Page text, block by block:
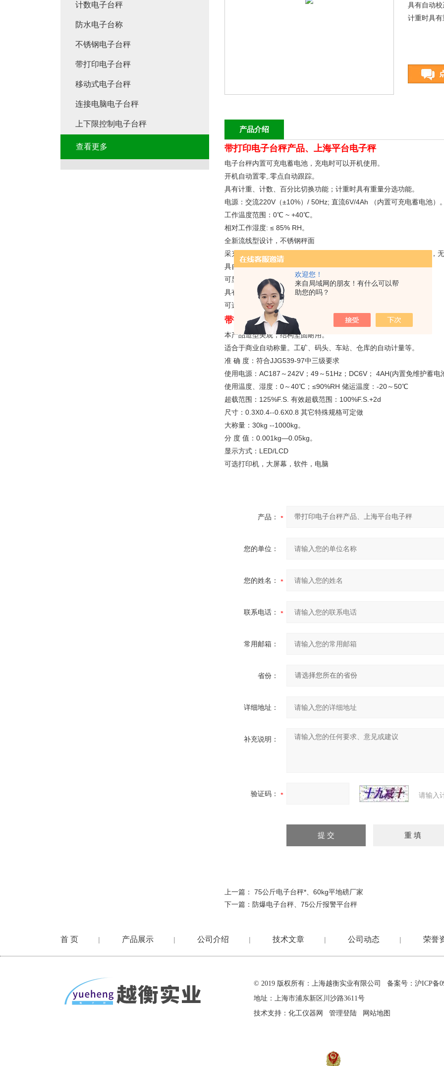
欢迎您！
来自局域网的朋友！有什么可以帮
助您的吗？
具有自动
计重时具
产品介绍
带打印电子台秤产品、上海平台电子秤
电子台秤内置可充电蓄电池，充电时可以开机使用。
开机自动置零,.零点自动跟踪。
具有计重、计数、百分比切换功能；计重时具有重量分选功能。
电源：交流220V（±10%）/ 50Hz; 直流6V/4Ah （内置可充电蓄电池）。
工作温度范围：0℃ ~ +40℃。
相对工作湿度: ≤ 85% RH。
全新流线型设计，不锈钢秤面
采充、插式两用电源，内建充电装置，每次充电至少可使用120小时，
具自动校正功能
可显示总重、单位重量、数量，并可连续累计数量达99次
具有数量警示设定功能
可选购RS-232输出介面外接电脑或外接自黏式标签机
带打印电子台秤产品、上海平台电子秤
本产品造型美观，结构坚固耐用。
适合于商业自动称量。工矿、码头、车站、仓库的自动计量等。
准 确 度：符合JJG539-97中三级要求
使用电源：AC187～242V；49～51Hz；DC6V； 4AH(内置免维护蓄电
使用温度、湿度：0～40℃；≤90%RH 储运温度：-20～50℃
超载范围：125%F.S. 有效超载范围：100%F.S.+2d
尺寸：0.3X0.4--0.6X0.8 其它特殊规格可定做
大称量：30kg --1000kg。
分 度 值：0.001kg—0.05kg。
显示方式：LED/LCD
可选打印机，大屏幕，软件，电脑
产品：
您的单位：
您的姓名：
联系电话：
常用邮箱：
省份：
详细地址：
补充说明：
验证码： 请输入
上一篇： 75公斤电子台秤*、60kg平地磅厂家
下一篇： 防爆电子台秤、75公斤报警平台秤
计数电子台秤
防水电子台称
不锈钢电子台秤
带打印电子台秤
移动式电子台秤
连接电脑电子台秤
上下限控制电子台秤
查看更多
首 页 | 产品展示 | 公司介绍 | 技术文章 | 公司动态 | 荣誉
© 2019 版权所有：上海越衡实业有限公司 备案号： 沪ICP备
地址：上海市浦东新区川沙路3611号
技术支持： 化工仪器网 管理登陆 网站地图